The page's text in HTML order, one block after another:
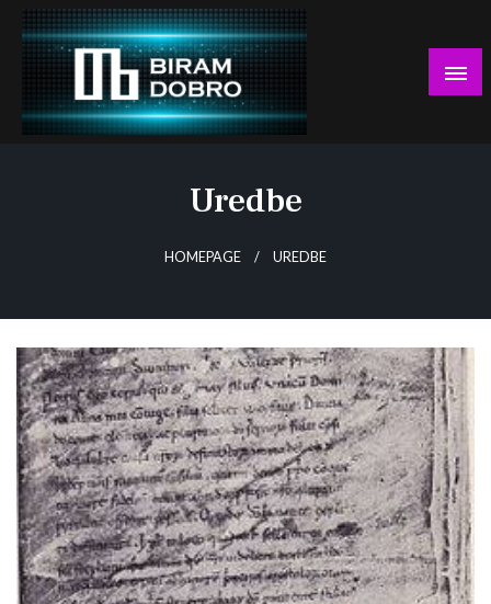
Skip
content
Uredbe
HOMEPAGE UREDBE